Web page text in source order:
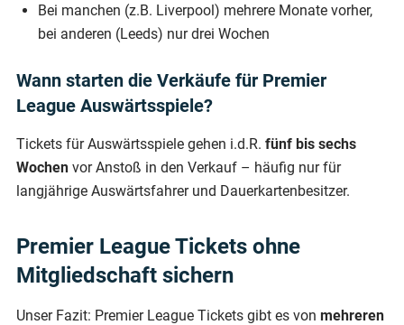
Bei manchen (z.B. Liverpool) mehrere Monate vorher,
bei anderen (Leeds) nur drei Wochen
Wann starten die Verkäufe für Premier
League Auswärtsspiele?
Tickets für Auswärtsspiele gehen i.d.R. fünf bis sechs
Wochen vor Anstoß in den Verkauf – häufig nur für
langjährige Auswärtsfahrer und Dauerkartenbesitzer.
Premier League Tickets ohne
Mitgliedschaft sichern
Unser Fazit: Premier League Tickets gibt es von mehreren